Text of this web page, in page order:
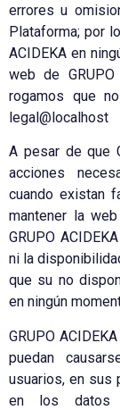
errores u
Plataforma; por
ACIDEKA en
web de
rogamos que
legal@localhost
A pesar de que
acciones
cuando existan
mantener la
GRUPO
ni la
que su no
en ningún
GRUPO
puedan
usuarios, en sus
en los datos